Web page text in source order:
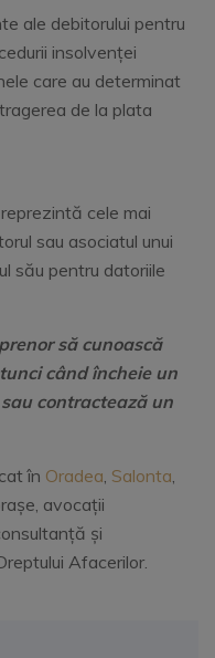
ale debitorului pentru
insolvenţei
care au determinat
de la plata
cele mai
sau asociatul unui
său pentru datoriile
să cunoască
când încheie un
contractează un
în Oradea, Salonta,
avocații
și
Afacerilor.